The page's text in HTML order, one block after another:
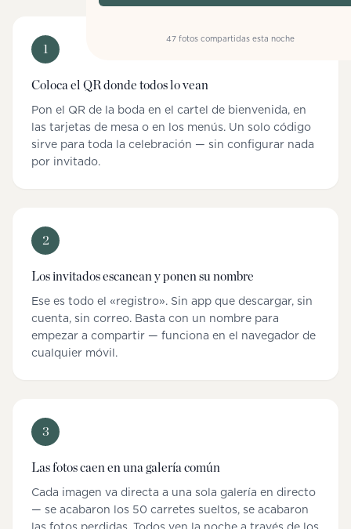
47 fotos compartidas esta noche
1
Coloca el QR donde todos lo vean
Pon el QR de la boda en el cartel de bienvenida, en
las tarjetas de mesa o en los menús. Un solo código
sirve para toda la celebración — sin configurar nada
por invitado.
2
Los invitados escanean y ponen su nombre
Ese es todo el «registro». Sin app que descargar, sin
cuenta, sin correo. Basta con un nombre para
empezar a compartir — funciona en el navegador de
cualquier móvil.
3
Las fotos caen en una galería común
Cada imagen va directa a una sola galería en directo
— se acabaron los 50 carretes sueltos, se acabaron